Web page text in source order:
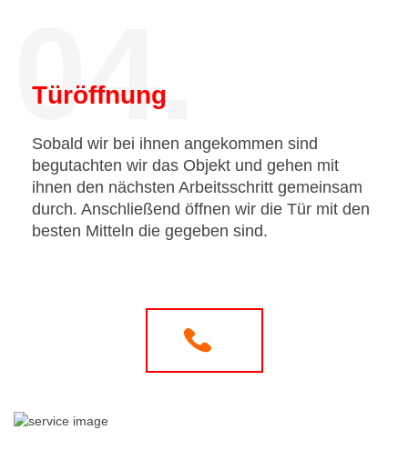
04.
Türöffnung
Sobald wir bei ihnen angekommen sind
begutachten wir das Objekt und gehen mit
ihnen den nächsten Arbeitsschritt gemeinsam
durch. Anschließend öffnen wir die Tür mit den
besten Mitteln die gegeben sind.